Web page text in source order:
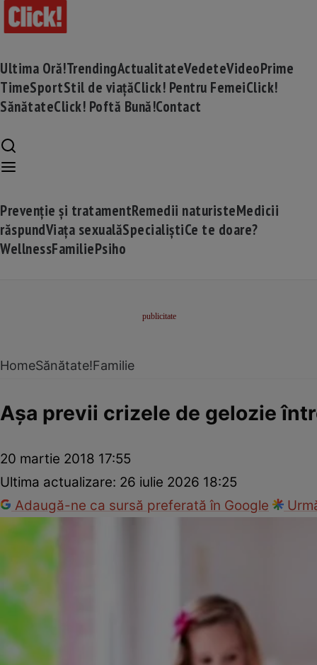
Ultima Oră!TrendingActualitateVedeteVideoPrime
TimeSportStil de viațăClick! Pentru FemeiClick!
SănătateClick! Poftă Bună!Contact
Prevenție și tratamentRemedii naturisteMedicii
răspundViața sexualăSpecialiștiCe te doare?
WellnessFamiliePsiho
HomeSănătate!Familie
Aşa previi crizele de gelozie
20 martie 2018 17:55
Ultima actualizare: 26 iulie 2026 18:25
Adaugă-ne ca sursă preferată în Google